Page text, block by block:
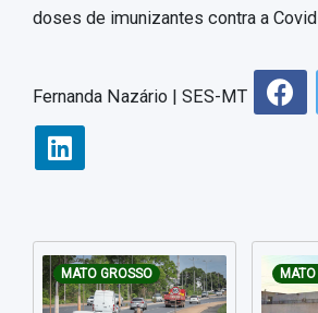
doses de imunizantes contra a
Fernanda Nazário | SES-MT
MATO GROSSO